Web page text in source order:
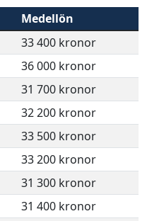
Medellön
33 400 kronor
36 000 kronor
31 700 kronor
32 200 kronor
33 500 kronor
33 200 kronor
31 300 kronor
31 400 kronor